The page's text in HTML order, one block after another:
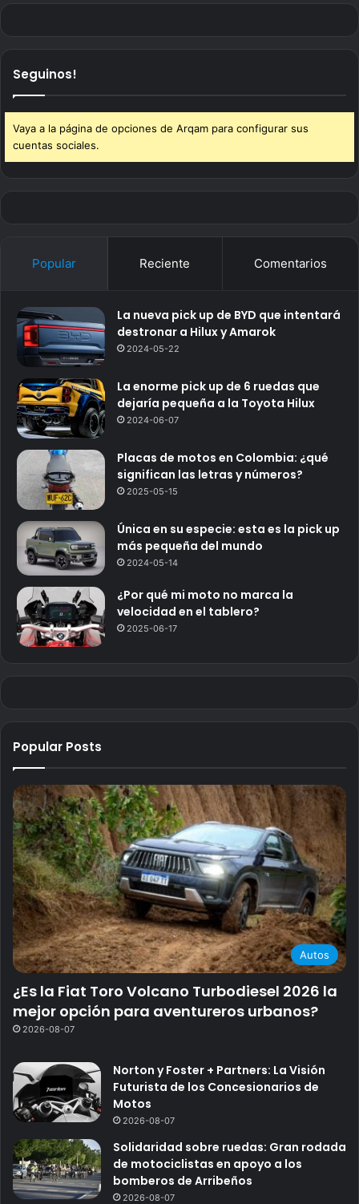
Seguinos!
Vaya a la página de opciones de Arqam para configurar sus
cuentas sociales.
Popular Reciente Comentarios
La nueva pick up de BYD que intentará
destronar a Hilux y Amarok
2024-05-22
La enorme pick up de 6 ruedas que
dejaría pequeña a la Toyota Hilux
2024-06-07
Placas de motos en Colombia: ¿qué
significan las letras y números?
2025-05-15
Única en su especie: esta es la pick up
más pequeña del mundo
2024-05-14
¿Por qué mi moto no marca la
velocidad en el tablero?
2025-06-17
Popular Posts
Autos
¿Es la Fiat Toro Volcano Turbodiesel 2026 la
mejor opción para aventureros urbanos?
2026-08-07
Norton y Foster + Partners: La Visión
Futurista de los Concesionarios de
Motos
2026-08-07
Solidaridad sobre ruedas: Gran rodada
de motociclistas en apoyo a los
bomberos de Arribeños
2026-08-07